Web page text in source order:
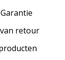
retour